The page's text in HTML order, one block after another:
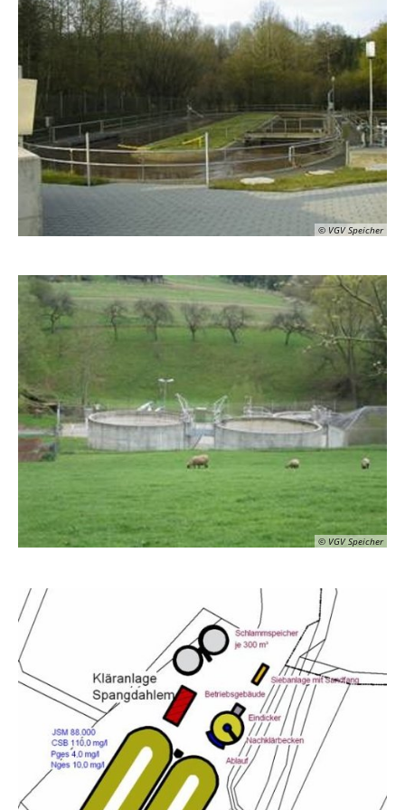
© VGV Speicher
© VGV Speicher